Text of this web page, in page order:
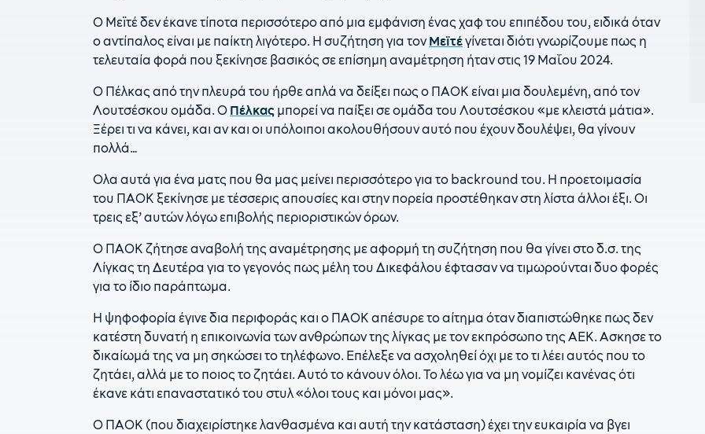
Ο Μεϊτέ δεν έκανε τίποτα περισσότερο από μια εμφάνιση ένας χαφ του επιπέδου του, ειδικά όταν
ο αντίπαλος είναι με παίκτη λιγότερο. Η συζήτηση για τονΜεϊτέγίνεται διότι γνωρίζουμε πως η
τελευταία φορά που ξεκίνησε βασικός σε επίσημη αναμέτρηση ήταν στις 19 Μαΐου 2024.
Ο Πέλκας από την πλευρά του ήρθε απλά να δείξει πως ο ΠΑΟΚ είναι μια δουλεμένη, από τον
Λουτσέσκου ομάδα. Ο Πέλκας μπορεί να παίξει σε ομάδα του Λουτσέσκου «με κλειστά μάτια».
Ξέρει τι να κάνει, και αν και οι υπόλοιποι ακολουθήσουν αυτό που έχουν δουλέψει, θα γίνουν
πολλά…
Ολα αυτά για ένα ματς που θα μας μείνει περισσότερο για το backround του. Η προετοιμασία
του ΠΑΟΚ ξεκίνησε με τέσσερις απουσίες και στην πορεία προστέθηκαν στη λίστα άλλοι έξι. Οι
τρεις εξ’ αυτών λόγω επιβολής περιοριστικών όρων.
Ο ΠΑΟΚ ζήτησε αναβολή της αναμέτρησης με αφορμή τη συζήτηση που θα γίνει στο δ.σ. της
Λίγκας τη Δευτέρα για το γεγονός πως μέλη του Δικεφάλου έφτασαν να τιμωρούνται δυο φορές
για το ίδιο παράπτωμα.
Η ψηφοφορία έγινε δια περιφοράς και ο ΠΑΟΚ απέσυρε το αίτημα όταν διαπιστώθηκε πως δεν
κατέστη δυνατή η επικοινωνία των ανθρώπων της λίγκας με τον εκπρόσωπο της ΑΕΚ. Ασκησε το
δικαίωμά της να μη σηκώσει το τηλέφωνο. Επέλεξε να ασχοληθεί όχι με το τι λέει αυτός που το
ζητάει, αλλά με το ποιος το ζητάει. Αυτό το κάνουν όλοι. Το λέω για να μη νομίζει κανένας ότι
έκανε κάτι επαναστατικό του στυλ «όλοι τους και μόνοι μας».
Ο ΠΑΟΚ (που διαχειρίστηκε λανθασμένα και αυτή την κατάσταση) έχει την ευκαιρία να βγει